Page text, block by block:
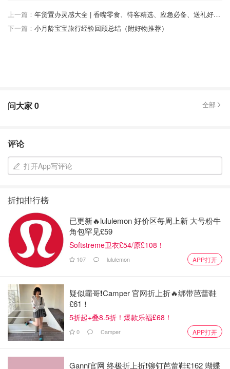
上一篇：
年货置办灵感大全 | 香嘴零食、待客精选、应急必备、送礼好选统统都有！
下一篇： 小月龄宝宝旅行经验回顾总结（附好物推荐）
问大家0 全部
评论
打开App写评论
折扣排行榜
已更新🔥lululemon 好价区每周上新 大号粉牛
角包罕见£59
Softstreme卫衣£54/原£108！
107 lululemon APP打开
疑似霸哥❗️Camper 官网折上折🔥绑带芭蕾鞋
£61！
5折起+叠8.5折！爆款乐福£68！
0 Camper APP打开
Ganni官网 终极折上折❗️铆钉芭蕾鞋£162 蝴蝶